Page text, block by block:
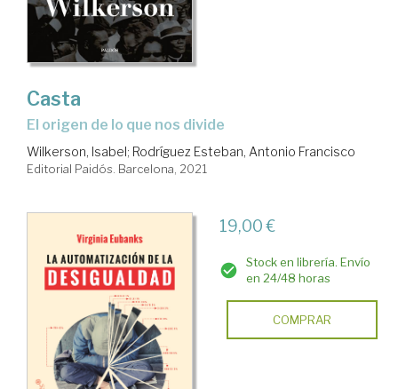
Casta
El origen de lo que nos divide
Wilkerson, Isabel; Rodríguez Esteban, Antonio Francisco
Editorial Paidós. Barcelona, 2021
19,00 €
Stock en librería. Envío
en 24/48 horas
COMPRAR